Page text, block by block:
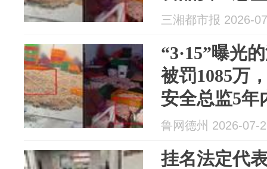
品生产经营
三湘都市报 2026-
“3·15”曝光
被罚1085万
安全总监5年
产经营许可
鲁网德州 2026-07-
挂名法定代